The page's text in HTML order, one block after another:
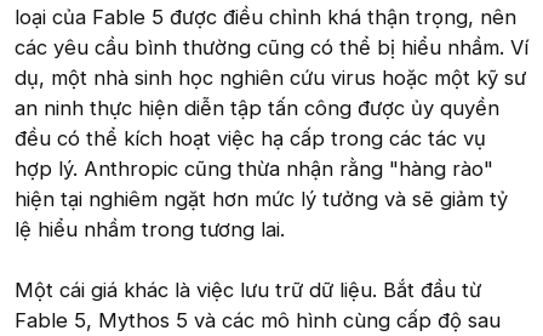
loại của Fable 5 được điều chỉnh khá thận trọng, nên
các yêu cầu bình thường cũng có thể bị hiểu nhầm. Ví
dụ, một nhà sinh học nghiên cứu virus hoặc một kỹ sư
an ninh thực hiện diễn tập tấn công được ủy quyền
đều có thể kích hoạt việc hạ cấp trong các tác vụ
hợp lý. Anthropic cũng thừa nhận rằng "hàng rào"
hiện tại nghiêm ngặt hơn mức lý tưởng và sẽ giảm tỷ
lệ hiểu nhầm trong tương lai.
Một cái giá khác là việc lưu trữ dữ liệu. Bắt đầu từ
Fable 5, Mythos 5 và các mô hình cùng cấp độ sau